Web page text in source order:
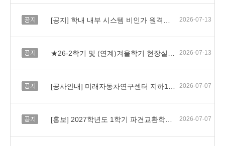
공지 2026-07-13
공지 2026-07-13
공지 2026-07-07
공지 2026-07-07